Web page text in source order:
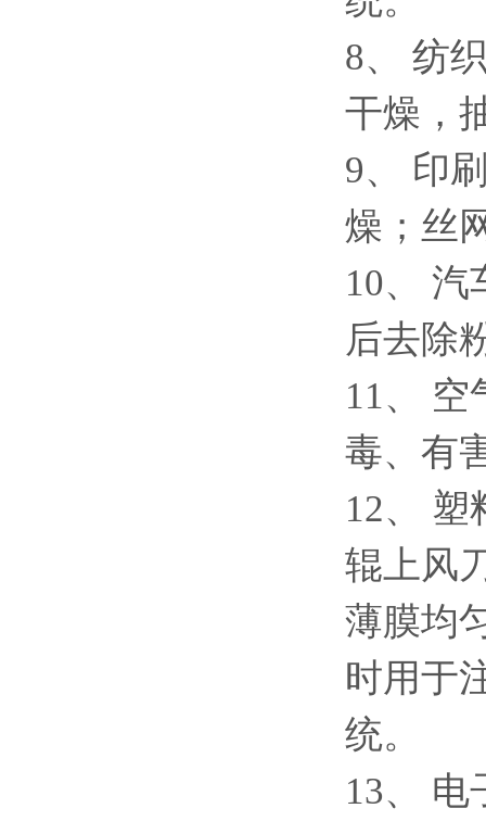
8、 纺
干燥，
9、 印
燥；丝
10、
后去除
11、
毒、有
12、
辊上风
薄膜均
时用于
统。
13、